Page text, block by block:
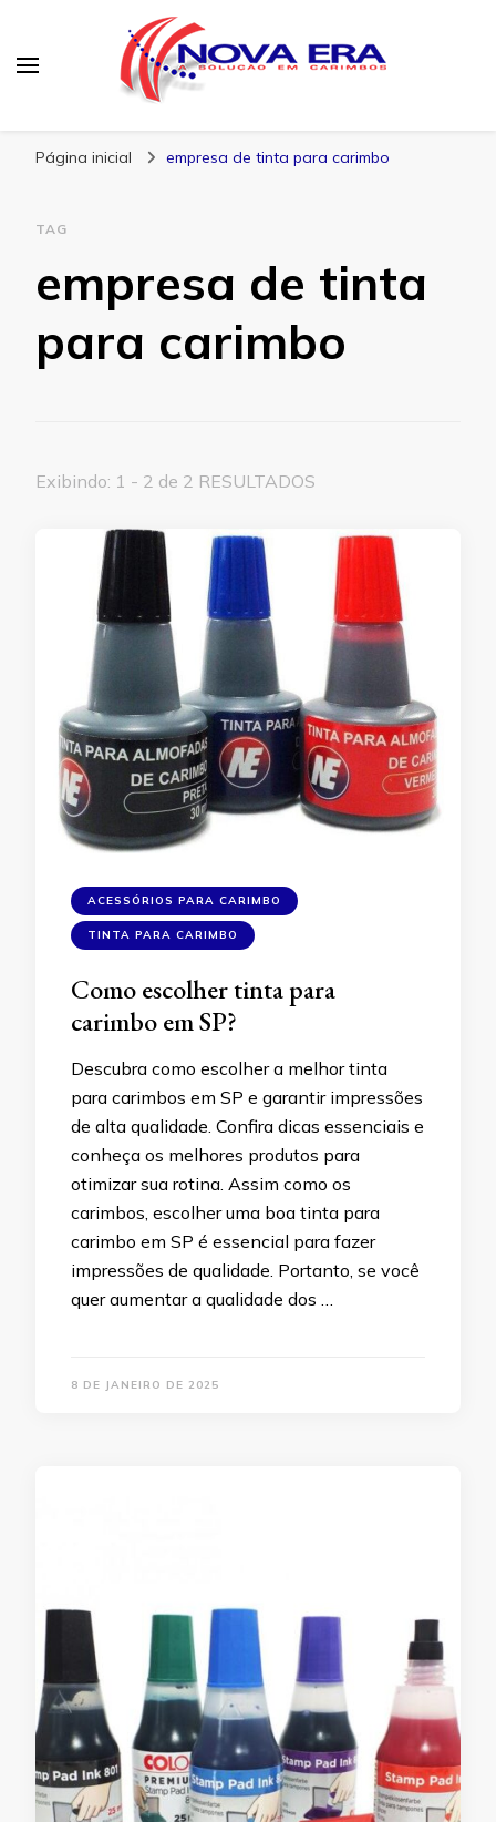
Página inicial empresa de tinta para carimbo
TAG
empresa de tinta
para carimbo
Exibindo: 1 - 2 de 2 RESULTADOS
ACESSÓRIOS PARA CARIMBO
TINTA PARA CARIMBO
Como escolher tinta para
carimbo em SP?
Descubra como escolher a melhor tinta
para carimbos em SP e garantir impressões
de alta qualidade. Confira dicas essenciais e
conheça os melhores produtos para
otimizar sua rotina. Assim como os
carimbos, escolher uma boa tinta para
carimbo em SP é essencial para fazer
impressões de qualidade. Portanto, se você
quer aumentar a qualidade dos …
8 DE JANEIRO DE 2025